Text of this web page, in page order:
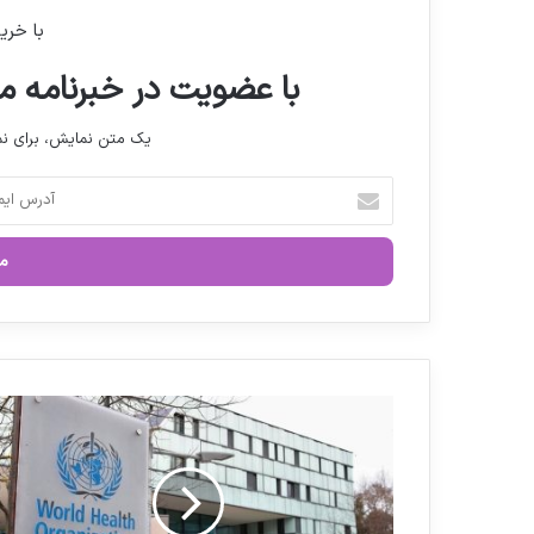
با
با عضویت در خبرنامه
یک متن نمایش،
ر
ا
ی
ر
ا
ه
ر